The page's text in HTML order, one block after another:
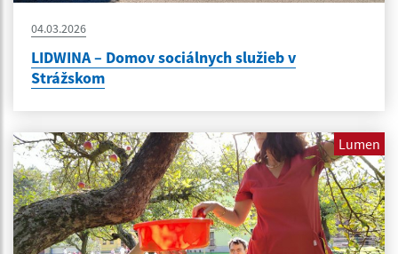
04.03.2026
LIDWINA – Domov sociálnych služieb v
Strážskom
Lumen